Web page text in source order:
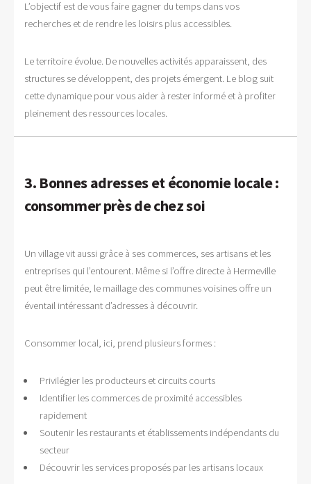
L’objectif est de vous faire gagner du temps dans vos
recherches et de rendre les loisirs plus accessibles.
Le territoire évolue. De nouvelles activités apparaissent, des
structures se développent, des projets émergent. Le blog suit
cette dynamique pour vous aider à rester informé et à profiter
pleinement des ressources locales.
3. Bonnes adresses et économie locale :
consommer près de chez soi
Un village vit aussi grâce à ses commerces, ses artisans et les
entreprises qui l’entourent. Même si l’offre directe à Hermeville
peut être limitée, le maillage des communes voisines offre un
éventail intéressant d’adresses à découvrir.
Consommer local, ici, prend plusieurs formes :
Privilégier les producteurs et circuits courts
Identifier les commerces de proximité accessibles
rapidement
Soutenir les restaurants et établissements indépendants du
secteur
Découvrir les services proposés par les artisans locaux